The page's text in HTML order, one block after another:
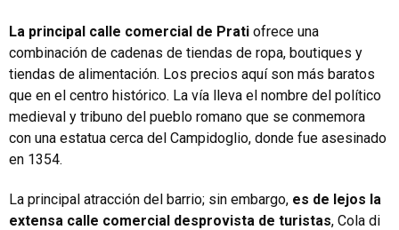
La principal calle comercial de Prati ofrece una
combinación de cadenas de tiendas de ropa, boutiques y
tiendas de alimentación. Los precios aquí son más baratos
que en el centro histórico. La vía lleva el nombre del político
medieval y tribuno del pueblo romano que se conmemora
con una estatua cerca del Campidoglio, donde fue asesinado
en 1354.
La principal atracción del barrio; sin embargo, es de lejos la
extensa calle comercial desprovista de turistas, Cola di